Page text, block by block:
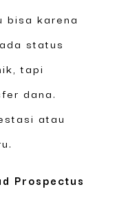
bisa karena
status
tapi
dana.
atau
Prospectus